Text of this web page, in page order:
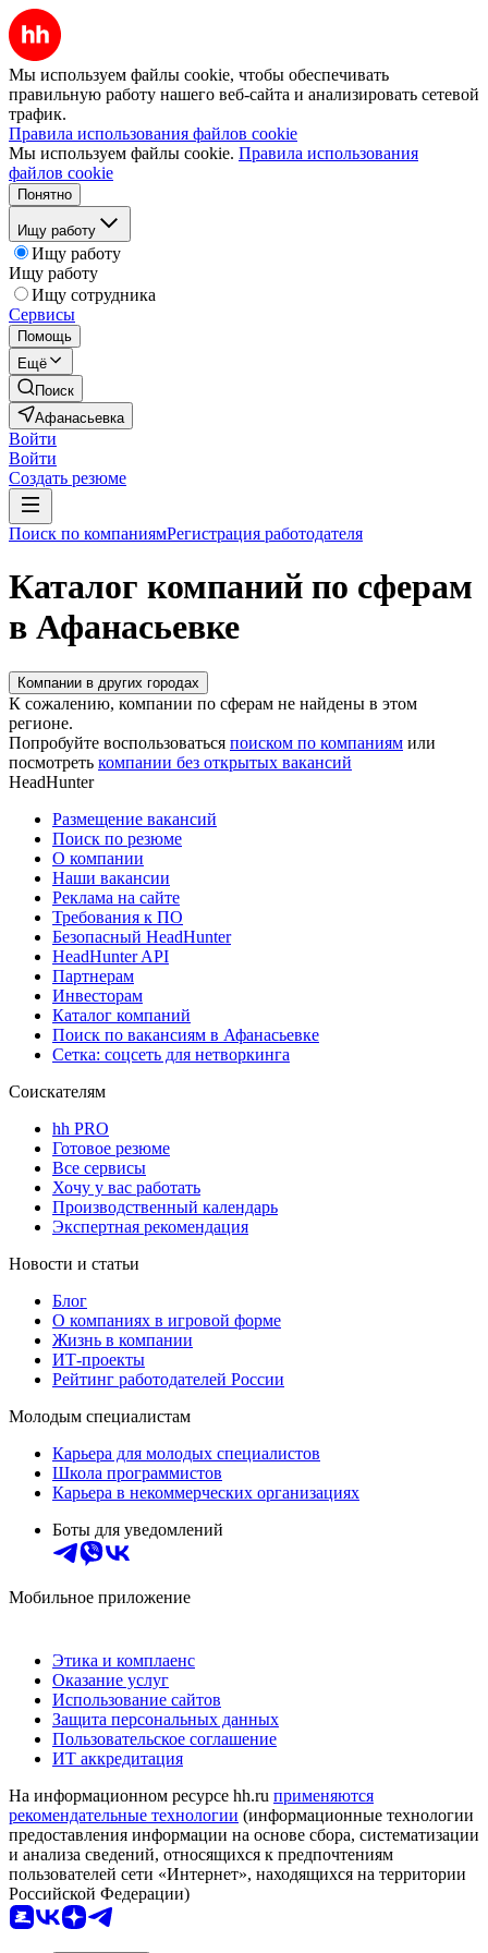
Мы используем файлы cookie, чтобы обеспечивать
правильную работу нашего веб-сайта и анализировать сетевой
трафик.
Правила использования файлов cookie
Мы используем файлы cookie. Правила использования
файлов cookie
Понятно
Ищу работу
Ищу работу
Ищу работу
Ищу сотрудника
Сервисы
Помощь
Ещё
Поиск
Афанасьевка
Войти
Войти
Создать резюме
Поиск по компаниямРегистрация работодателя
Каталог компаний по сферам
в Афанасьевке
Компании в других городах
К сожалению, компании по сферам не найдены в этом
регионе.
Попробуйте воспользоваться поиском по компаниям или
посмотреть компании без открытых вакансий
HeadHunter
Размещение вакансий
Поиск по резюме
О компании
Наши вакансии
Реклама на сайте
Требования к ПО
Безопасный HeadHunter
HeadHunter API
Партнерам
Инвесторам
Каталог компаний
Поиск по вакансиям в Афанасьевке
Сетка: соцсеть для нетворкинга
Соискателям
hh PRO
Готовое резюме
Все сервисы
Хочу у вас работать
Производственный календарь
Экспертная рекомендация
Новости и статьи
Блог
О компаниях в игровой форме
Жизнь в компании
ИТ-проекты
Рейтинг работодателей России
Молодым специалистам
Карьера для молодых специалистов
Школа программистов
Карьера в некоммерческих организациях
Боты для уведомлений
Мобильное приложение
Этика и комплаенс
Оказание услуг
Использование сайтов
Защита персональных данных
Пользовательское соглашение
ИТ аккредитация
На информационном ресурсе hh.ru применяются
рекомендательные технологии (информационные технологии
предоставления информации на основе сбора, систематизации
и анализа сведений, относящихся к предпочтениям
пользователей сети «Интернет», находящихся на территории
Российской Федерации)